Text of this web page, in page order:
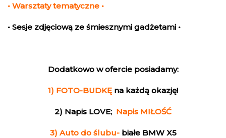
• Warsztaty tematyczne •
• Sesje zdjęciową ze śmiesznymi gadżetami •
Dodatkowo w ofercie posiadamy:
1) FOTO-BUDKĘ na każdą okazję!
2) Napis LOVE; Napis MIŁOŚĆ
3) Auto do ślubu- białe BMW X5